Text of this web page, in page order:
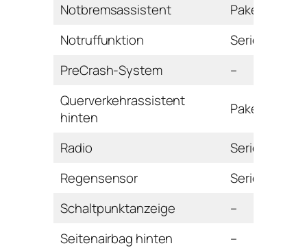
Notbremsassistent
Paket
Notruffunktion
Serie
PreCrash-System
–
Querverkehrassistent
hinten
Paket
Radio
Serie
Regensensor
Serie
Schaltpunktanzeige
–
Seitenairbag hinten
–